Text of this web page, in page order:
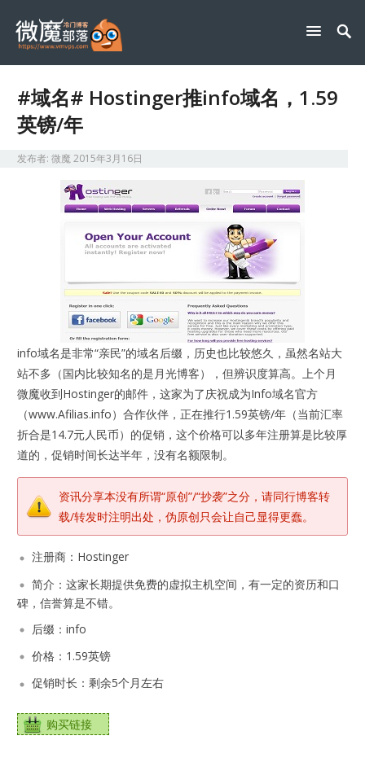
#域名# Hostinger推info域名，1.59
英镑/年
发布者:微魔2015年3月16日
info域名是非常“亲民”的域名后缀，历史也比较悠久，虽然名站大
站不多（国内比较知名的是月光博客），但辨识度算高。上个月
微魔收到Hostinger的邮件，这家为了庆祝成为Info域名官方
（www.Afilias.info）合作伙伴，正在推行1.59英镑/年（当前汇率
折合是14.7元人民币）的促销，这个价格可以多年注册算是比较厚
道的，促销时间长达半年，没有名额限制。
资讯分享本没有所谓“原创”/“抄袭”之分，请同行博客转
载/转发时注明出处，伪原创只会让自己显得更蠢。
注册商：Hostinger
简介：这家长期提供免费的虚拟主机空间，有一定的资历和口
碑，信誉算是不错。
后缀：info
价格：1.59英镑
促销时长：剩余5个月左右
购买链接